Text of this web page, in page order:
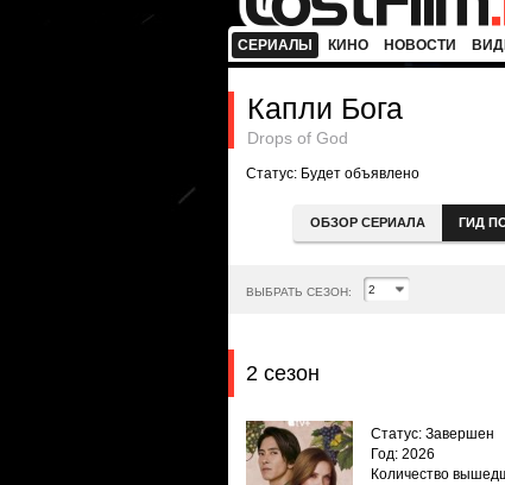
СЕРИАЛЫ КИНО НОВОСТИ
Капли Бога
Drops of God
Статус: Будет объявлено
ОБЗОР СЕРИАЛА ГИД
ВЫБРАТЬ СЕЗОН:
2 сезон
Статус: Завершен
Год: 2026
Количество